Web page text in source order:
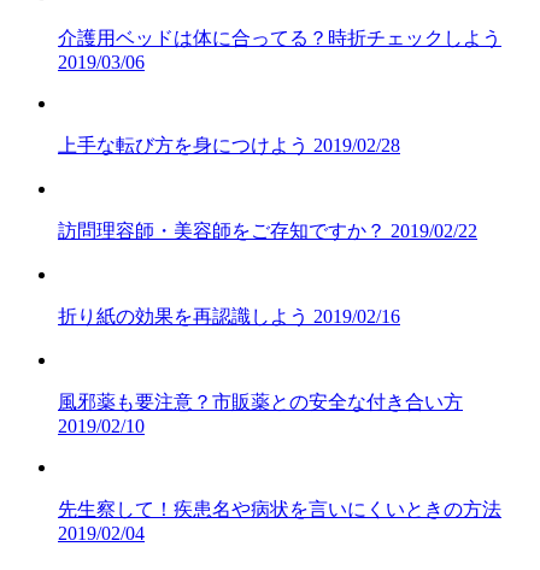
介護用ベッドは体に合ってる？時折チェックしよう
2019/03/06
上手な転び方を身につけよう 2019/02/28
訪問理容師・美容師をご存知ですか？ 2019/02/22
折り紙の効果を再認識しよう 2019/02/16
風邪薬も要注意？市販薬との安全な付き合い方
2019/02/10
先生察して！疾患名や病状を言いにくいときの方法
2019/02/04